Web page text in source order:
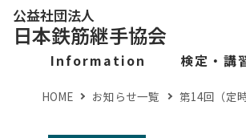
公益社団法人
日本鉄筋継手協会
Information 検定・講
HOME お知らせ一覧 第14回（定